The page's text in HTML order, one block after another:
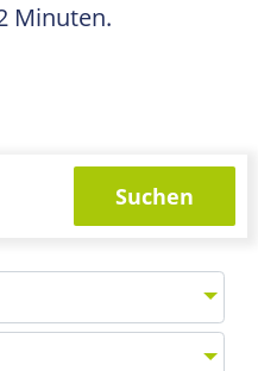
Minuten.
Suchen